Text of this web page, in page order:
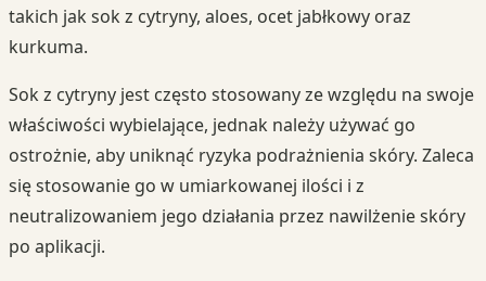
takich jak sok z cytryny, aloes, ocet jabłkowy oraz
kurkuma.
Sok z cytryny jest często stosowany ze względu na swoje
właściwości wybielające, jednak należy używać go
ostrożnie, aby uniknąć ryzyka podrażnienia skóry. Zaleca
się stosowanie go w umiarkowanej ilości i z
neutralizowaniem jego działania przez nawilżenie skóry
po aplikacji.